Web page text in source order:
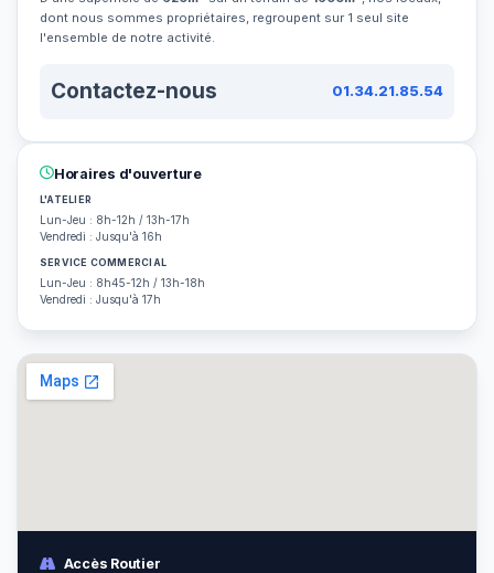
dont nous sommes propriétaires, regroupent sur 1 seul site
l'ensemble de notre activité.
Contactez-nous 01.34.21.85.54
Horaires d'ouverture
L'ATELIER
Lun-Jeu : 8h-12h / 13h-17h
Vendredi : Jusqu'à 16h
SERVICE COMMERCIAL
Lun-Jeu : 8h45-12h / 13h-18h
Vendredi : Jusqu'à 17h
Accès Routier